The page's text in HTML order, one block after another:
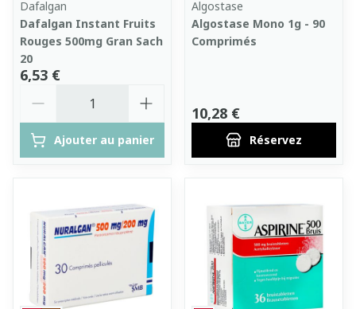
Dafalgan
Dafalgan Instant Fruits
Rouges 500mg Gran Sach
20
6,53 €
Ajouter au panier
Algostase
Algostase Mono 1g - 90
Comprimés
10,28 €
Réservez